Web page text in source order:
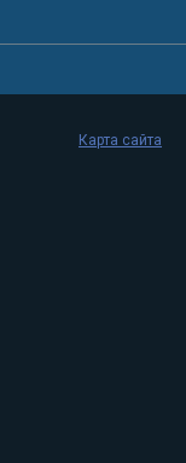
Карта сайта